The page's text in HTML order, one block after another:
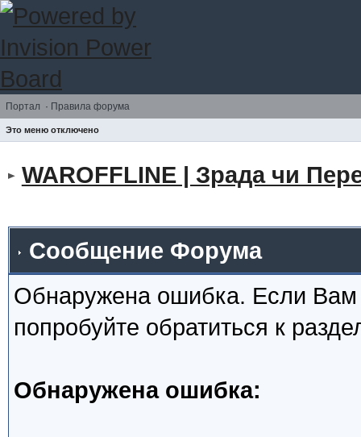
Портал · Правила форума
Это меню отключено
WAROFFLINE | Зрада чи
Сообщение Форума
Обнаружена ошибка. Если
попробуйте обратиться к
Обнаружена ошибка: